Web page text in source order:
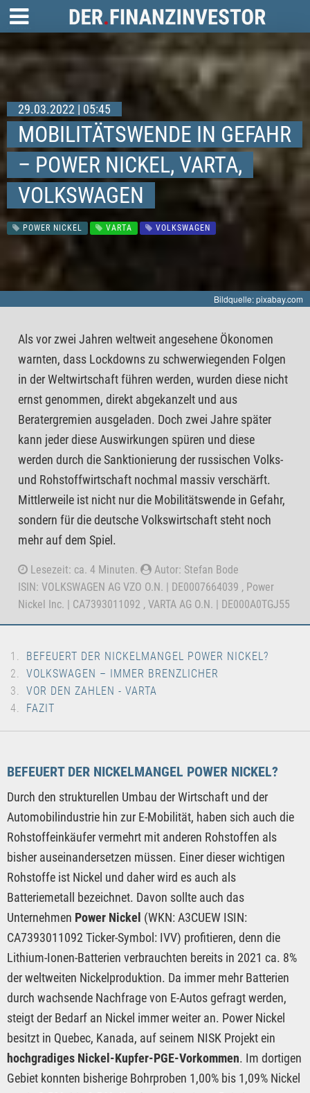
29.03.2022 | 05:45
MOBILITÄTSWENDE IN GEFAHR
– POWER NICKEL, VARTA,
VOLKSWAGEN
POWER NICKEL VARTA VOLKSWAGEN
Bildquelle: pixabay.com
Als vor zwei Jahren weltweit angesehene Ökonomen
warnten, dass Lockdowns zu schwerwiegenden Folgen
in der Weltwirtschaft führen werden, wurden diese nicht
ernst genommen, direkt abgekanzelt und aus
Beratergremien ausgeladen. Doch zwei Jahre später
kann jeder diese Auswirkungen spüren und diese
werden durch die Sanktionierung der russischen Volks-
und Rohstoffwirtschaft nochmal massiv verschärft.
Mittlerweile ist nicht nur die Mobilitätswende in Gefahr,
sondern für die deutsche Volkswirtschaft steht noch
mehr auf dem Spiel.
Lesezeit: ca. 4 Minuten.
Autor: Stefan Bode
ISIN: VOLKSWAGEN AG VZO O.N. | DE0007664039 , Power
Nickel Inc. | CA7393011092 , VARTA AG O.N. | DE000A0TGJ55
BEFEUERT DER NICKELMANGEL POWER NICKEL?
VOLKSWAGEN – IMMER BRENZLICHER
VOR DEN ZAHLEN - VARTA
FAZIT
BEFEUERT DER NICKELMANGEL POWER NICKEL?
Durch den strukturellen Umbau der Wirtschaft und der
Automobilindustrie hin zur E-Mobilität, haben sich auch die
Rohstoffeinkäufer vermehrt mit anderen Rohstoffen als
bisher auseinandersetzen müssen. Einer dieser wichtigen
Rohstoffe ist Nickel und daher wird es auch als
Batteriemetall bezeichnet. Davon sollte auch das
Unternehmen Power Nickel (WKN: A3CUEW ISIN:
CA7393011092 Ticker-Symbol: IVV) profitieren, denn die
Lithium-Ionen-Batterien verbrauchten bereits in 2021 ca. 8%
der weltweiten Nickelproduktion. Da immer mehr Batterien
durch wachsende Nachfrage von E-Autos gefragt werden,
steigt der Bedarf an Nickel immer weiter an. Power Nickel
besitzt in Quebec, Kanada, auf seinem NISK Projekt ein
hochgradiges Nickel-Kupfer-PGE-Vorkommen. Im dortigen
Gebiet konnten bisherige Bohrproben 1,00% bis 1,09% Nickel